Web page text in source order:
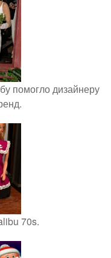
помогло дизайнеру
70s.